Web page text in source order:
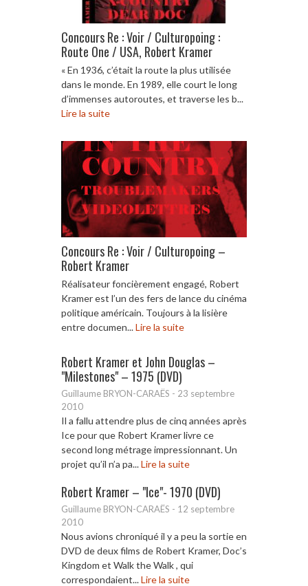
Concours Re : Voir / Culturopoing :
Route One / USA, Robert Kramer
« En 1936, c’était la route la plus utilisée
dans le monde. En 1989, elle court le long
d’immenses autoroutes, et traverse les b...
Lire la suite
Concours Re : Voir / Culturopoing –
Robert Kramer
Réalisateur foncièrement engagé, Robert
Kramer est l’un des fers de lance du cinéma
politique américain. Toujours à la lisière
entre documen...Lire la suite
Robert Kramer et John Douglas –
"Milestones" – 1975 (DVD)
Guillaume BRYON-CARAËS - 23 septembre
2010
Il a fallu attendre plus de cinq années après
Ice pour que Robert Kramer livre ce
second long métrage impressionnant. Un
projet qu’il n’a pa...Lire la suite
Robert Kramer – "Ice"- 1970 (DVD)
Guillaume BRYON-CARAËS - 12 septembre
2010
Nous avions chroniqué il y a peu la sortie en
DVD de deux films de Robert Kramer, Doc’s
Kingdom et Walk the Walk , qui
correspondaient...Lire la suite